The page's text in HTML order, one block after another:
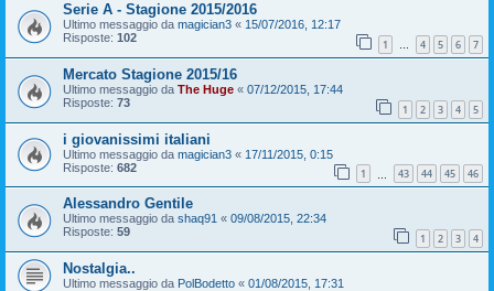
Serie A - Stagione 2015/2016
Ultimo messaggio da magician3 « 15/07/2016, 12:17
Risposte: 102 1 … 4 5 6 7
Mercato Stagione 2015/16
Ultimo messaggio da The Huge « 07/12/2015, 17:44
Risposte: 73 1 2 3 4 5
i giovanissimi italiani
Ultimo messaggio da magician3 « 17/11/2015, 0:15
Risposte: 682 1 43 44 45 46
Alessandro Gentile
Ultimo messaggio da shaq91 « 09/08/2015, 22:34
Risposte: 59 1 2 3 4
Nostalgia..
Ultimo messaggio da PolBodetto « 01/08/2015, 17:31